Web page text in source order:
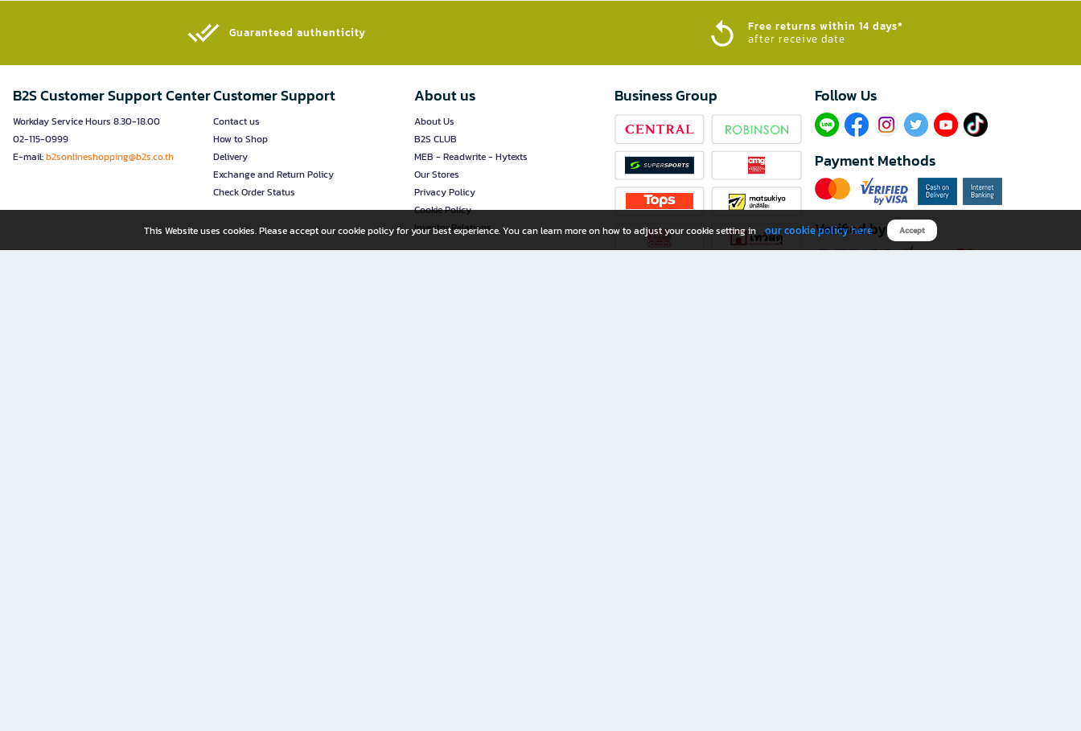
Guaranteed authenticity​
Free returns within 14 days*
after receive date
B2S Customer Support Center
Workday Service Hours 8.30-18.00
02-115-0999
E-mail:b2sonlineshopping@b2s.co.th
Customer Support
Contact us
How to Shop
Delivery
Exchange and Return Policy
Check Order Status
About us
About Us
B2S CLUB
MEB - Readwrite - Hytexts
Our Stores
Privacy Policy
Cookie Policy
Investor Relations
Business Group Follow Us​
Payment Methods
Verified by
This Website uses cookies. Please accept our cookie policy for your best experience. You can learn more on how to adjust your cookie setting in our cookie policy here Accept